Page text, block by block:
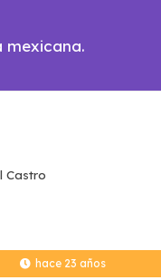
mexicana.
Castro
hace 23 años